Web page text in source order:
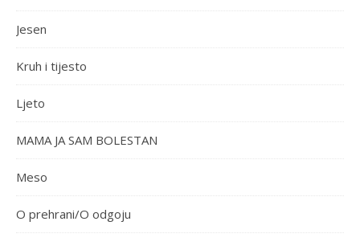
Jesen
Kruh i tijesto
Ljeto
MAMA JA SAM BOLESTAN
Meso
O prehrani/O odgoju